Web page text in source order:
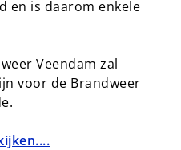
en is daarom enkele
Veendam zal
voor de Brandweer